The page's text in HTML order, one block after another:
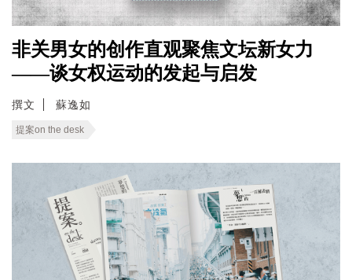
非关男女的创作直观聚焦文坛新女力
——谈女权运动的发起与启发
撰文 蘇逸如
提案on the desk